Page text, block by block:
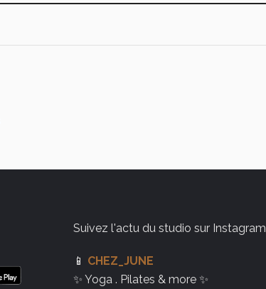
Suivez l'actu du studio sur Instagram
📱 CHEZ_JUNE
✨ Yoga . Pilates & more ✨